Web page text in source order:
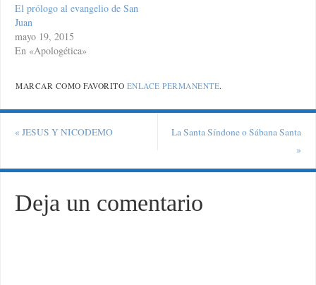
El prólogo al evangelio de San
Juan
mayo 19, 2015
En «Apologética»
MARCAR COMO FAVORITO ENLACE PERMANENTE.
« JESUS Y NICODEMO
La Santa Síndone o Sábana Santa
»
Deja un comentario